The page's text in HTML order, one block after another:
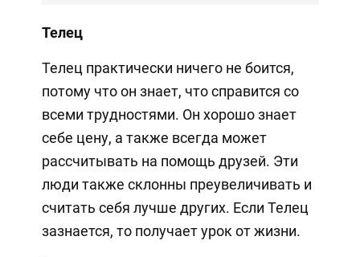
Телец
Телец практически ничего не боится,
потому что он знает, что справится со
всеми трудностями. Он хорошо знает
себе цену, а также всегда может
рассчитывать на помощь друзей. Эти
люди также склонны преувеличивать и
считать себя лучше других. Если Телец
зазнается, то получает урок от жизни.